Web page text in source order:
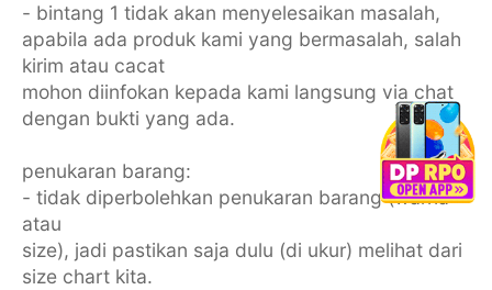
- bintang 1 tidak akan menyelesaikan masalah,
apabila ada produk kami yang bermasalah, salah
kirim atau cacat
mohon diinfokan kepada kami langsung via chat
dengan bukti yang ada.
penukaran barang:
- tidak diperbolehkan penukaran barang (warna
atau
size), jadi pastikan saja dulu (di ukur) melihat dari
size chart kita.